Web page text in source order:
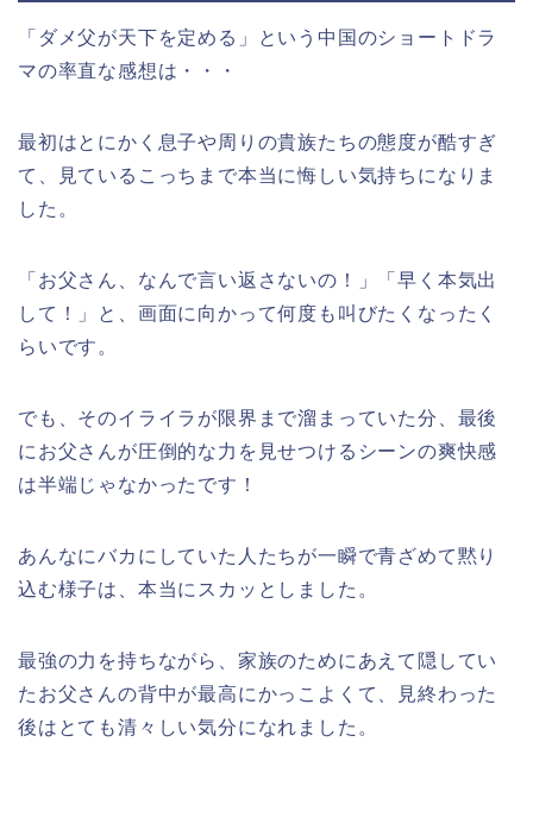
「ダメ父が天下を定める」という中国のショートドラ
マの率直な感想は・・・
最初はとにかく息子や周りの貴族たちの態度が酷すぎ
て、見ているこっちまで本当に悔しい気持ちになりま
した。
「お父さん、なんで言い返さないの！」「早く本気出
して！」と、画面に向かって何度も叫びたくなったく
らいです。
でも、そのイライラが限界まで溜まっていた分、最後
にお父さんが圧倒的な力を見せつけるシーンの爽快感
は半端じゃなかったです！
あんなにバカにしていた人たちが一瞬で青ざめて黙り
込む様子は、本当にスカッとしました。
最強の力を持ちながら、家族のためにあえて隠してい
たお父さんの背中が最高にかっこよくて、見終わった
後はとても清々しい気分になれました。